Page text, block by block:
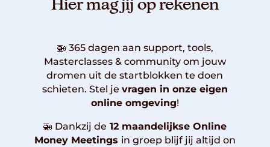
Hier mag jij op rekenen
🚁 365 dagen aan support, tools,
Masterclasses & community om jouw
dromen uit de startblokken te doen
schieten. Stel je vragen in onze eigen
online omgeving!
🚁 Dankzij de 12 maandelijkse Online
Money Meetings in groep blijf jij altijd on